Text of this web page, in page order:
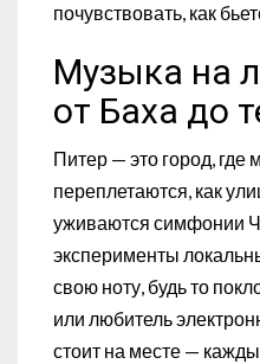
почувствовать, как
Музыка на
от Баха до
Питер — это город,
переплетаются, как
уживаются симфонии
эксперименты
свою ноту, будь то
или любитель
стоит на месте —